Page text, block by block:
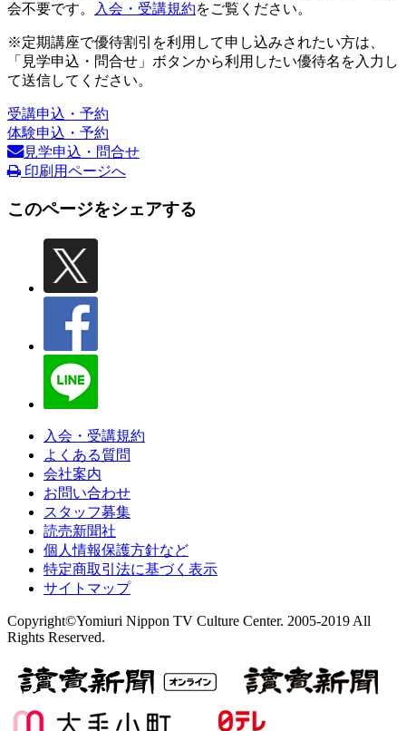
会不要です。
入会・受講規約をご覧ください。
※定期講座で優待割引を利用して申し込みされたい方は、
「見学申込・問合せ」ボタンから利用したい優待名を入力し
て送信してください。
受講申込・予約
体験申込・予約
見学申込・問合せ
印刷用ページへ
このページをシェアする
入会・受講規約
よくある質問
会社案内
お問い合わせ
スタッフ募集
読売新聞社
個人情報保護方針など
特定商取引法に基づく表示
サイトマップ
Copyright©Yomiuri Nippon TV Culture Center. 2005-2019 All
Rights Reserved.